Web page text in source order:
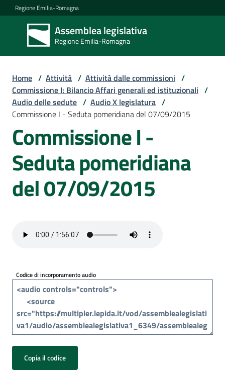
Vai al contenuto
Vai alla navigazione
Vai al footer
Regione Emilia-Romagna
Assemblea legislativa
Regione Emilia-Romagna
Assemblea
legislativa
Regione Emilia-
Assemblea
Attività
Argomenti
Per
cittadini
Home / Attività / Attività dalle commissioni /
Commissione I: Bilancio Affari generali ed istituzionali /
Audio delle sedute / Audio X legislatura /
Commissione I - Seduta pomeridiana del 07/09/2015
Commissione I -
Seduta pomeridiana
del 07/09/2015
Codice di incorporamento audio
Copia il codice